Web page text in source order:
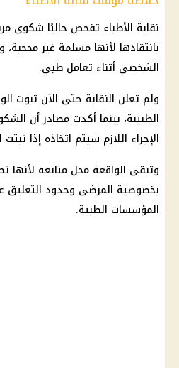
نقابة الأطباء تفحص حاليًا شكوى
بانتقادها لأنها مسلمة غير
الشخصي أثناء تعامل طبي.
ولم تعلن النقابة حتى الآن ثبوت
الطبيبة، بينما أكدت مصادر أن
الإجراء اللازم سيتم اتخاذه إذا ثبتت
وتبقى الواقعة محل متابعة لأنها
بخصوصية المرضى وحدود التعليق
المؤسسات الطبية.